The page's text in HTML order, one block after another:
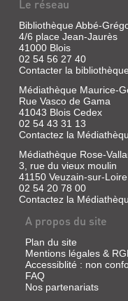
Le réseau
Bibliothèque Abbé-
4/6 place Jean-Jaurès
41000 Blois
02 54 56 27 40
Contacter la
Médiathèque Maurice-
Rue Vasco de Gama
41043 Blois Cedex
02 54 43 31 13
Contactez la
Médiathèque Rose-
3, rue du vieux moulin
41150 Veuzain-sur-Loire
02 54 20 78 00
Contactez la
A propos du site
Plan du site
Mentions légales &
Accessiblité : non
FAQ
Nos partenariats